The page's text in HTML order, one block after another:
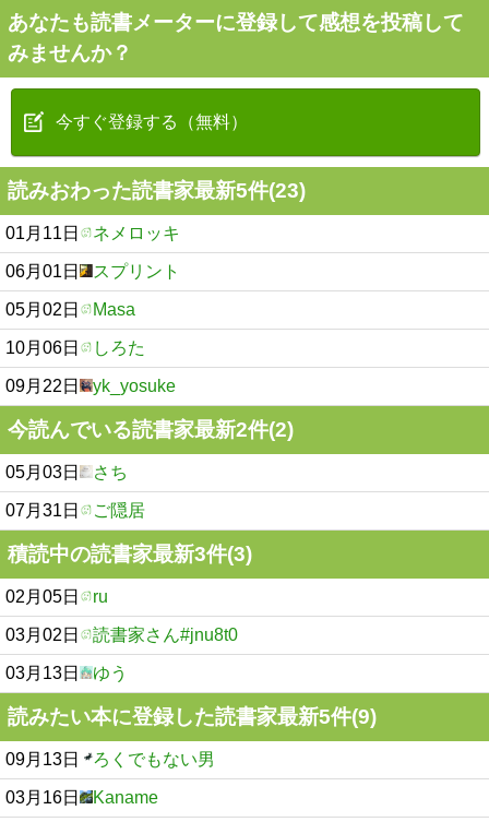
あなたも読書メーターに登録して感想を投稿して
みませんか？
今すぐ登録する（無料）
読みおわった読書家最新5件(23)
01月11日 ネメロッキ
06月01日 スプリント
05月02日 Masa
10月06日 しろた
09月22日 yk_yosuke
今読んでいる読書家最新2件(2)
05月03日 さち
07月31日 ご隠居
積読中の読書家最新3件(3)
02月05日 ru
03月02日 読書家さん#jnu8t0
03月13日 ゆう
読みたい本に登録した読書家最新5件(9)
09月13日 ろくでもない男
03月16日 Kaname